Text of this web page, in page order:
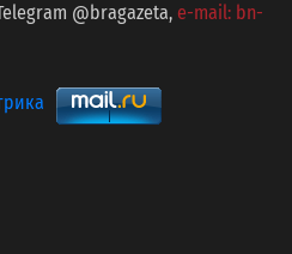
@bragazeta, e-mail: bn-